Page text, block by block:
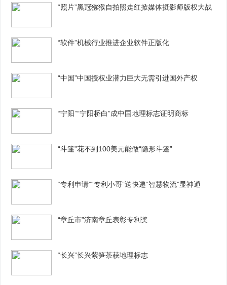
“照片”黑冠猕猴自拍照走红掀媒体摄影师版权大战
“软件”机械行业推进企业软件正版化
“中国”中国授权业潜力巨大无需引进国外产权
“宁阳”“宁阳桥白”成中国地理标志证明商标
“斗篷”花不到100美元能做“隐形斗篷”
“专利申请”“专利小哥”送快递“智慧物流”显神通
“章丘市”济南章丘表彰专利奖
“长兴”长兴紫笋茶获地理标志